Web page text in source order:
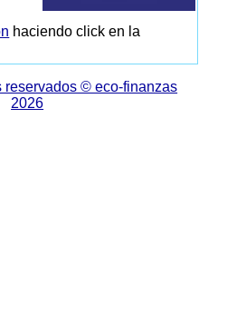
haciendo click en la
reservados © eco-finanzas
2026